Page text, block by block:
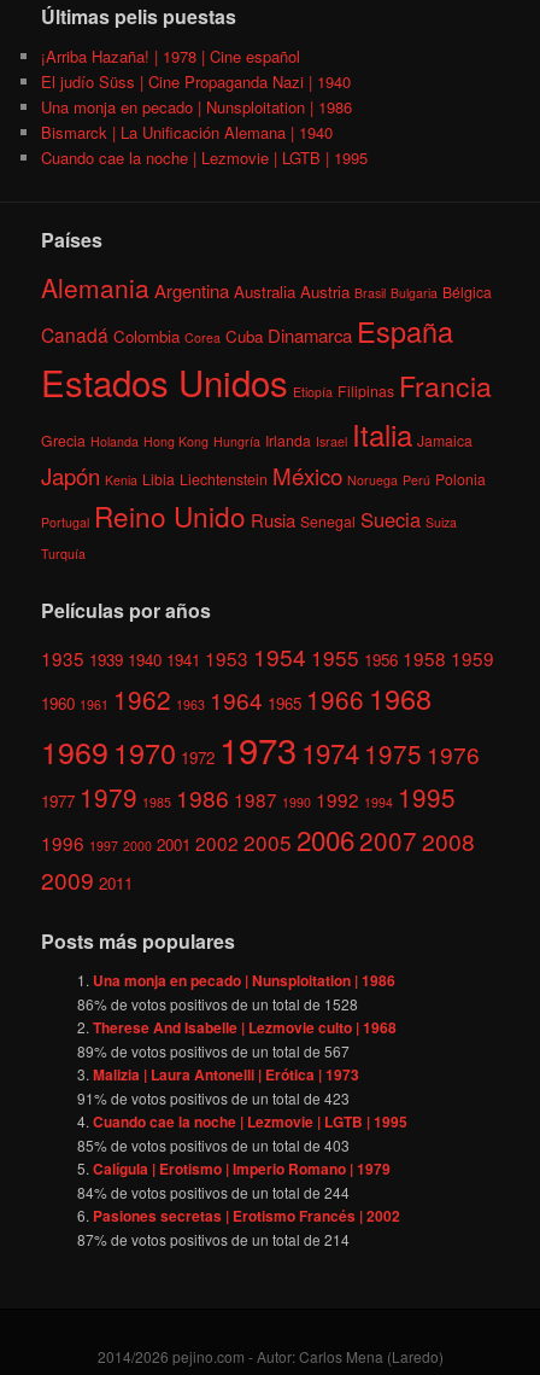
Últimas pelis puestas
¡Arriba Hazaña! | 1978 | Cine español
El judío Süss | Cine Propaganda Nazi | 1940
Una monja en pecado | Nunsploitation | 1986
Bismarck | La Unificación Alemana | 1940
Cuando cae la noche | Lezmovie | LGTB | 1995
Países
AlemaniaArgentina Australia Austria Brasil Bulgaria Bélgica
Canadá Colombia Corea Cuba Dinamarca España
Estados Unidos Etiopía Filipinas Francia
Grecia Holanda Hong Kong Hungría Irlanda Israel Italia Jamaica
Japón Kenia Libia Liechtenstein México Noruega Perú Polonia
Portugal Reino Unido Rusia Senegal Suecia Suiza
Turquía
Películas por años
1935 1939 1940 1941 1953 1954 1955 1956 1958 1959
1960 1961 1962 1963 1964 1965 1966 1968
1969 1970 1972 1973 1974 1975 1976
1977 1979 1985 1986 1987 1990 1992 1994 1995
1996 1997 2000 2001 2002 2005 200620072008
2009 2011
Posts más populares
Una monja en pecado | Nunsploitation | 1986
86% de votos positivos de un total de 1528
Therese And Isabelle | Lezmovie culto | 1968
89% de votos positivos de un total de567
Malizia | Laura Antonelli | Erótica | 1973
91% de votos positivos de un total de423
Cuando cae la noche | Lezmovie | LGTB | 1995
85% de votos positivos de un total de403
Calígula | Erotismo | Imperio Romano | 1979
84% de votos positivos de un total de244
Pasiones secretas | Erotismo Francés | 2002
87% de votos positivos de un total de214
2014/2026 pejino.com - Autor: Carlos Mena (Laredo)